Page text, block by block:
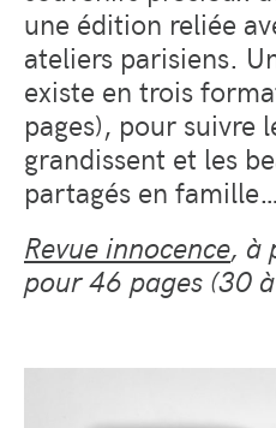
une édition reliée
ateliers parisiens.
existe en trois
pages), pour suivre
grandissent et les
partagés en famille…
Revue innocence, à
pour 46 pages (30